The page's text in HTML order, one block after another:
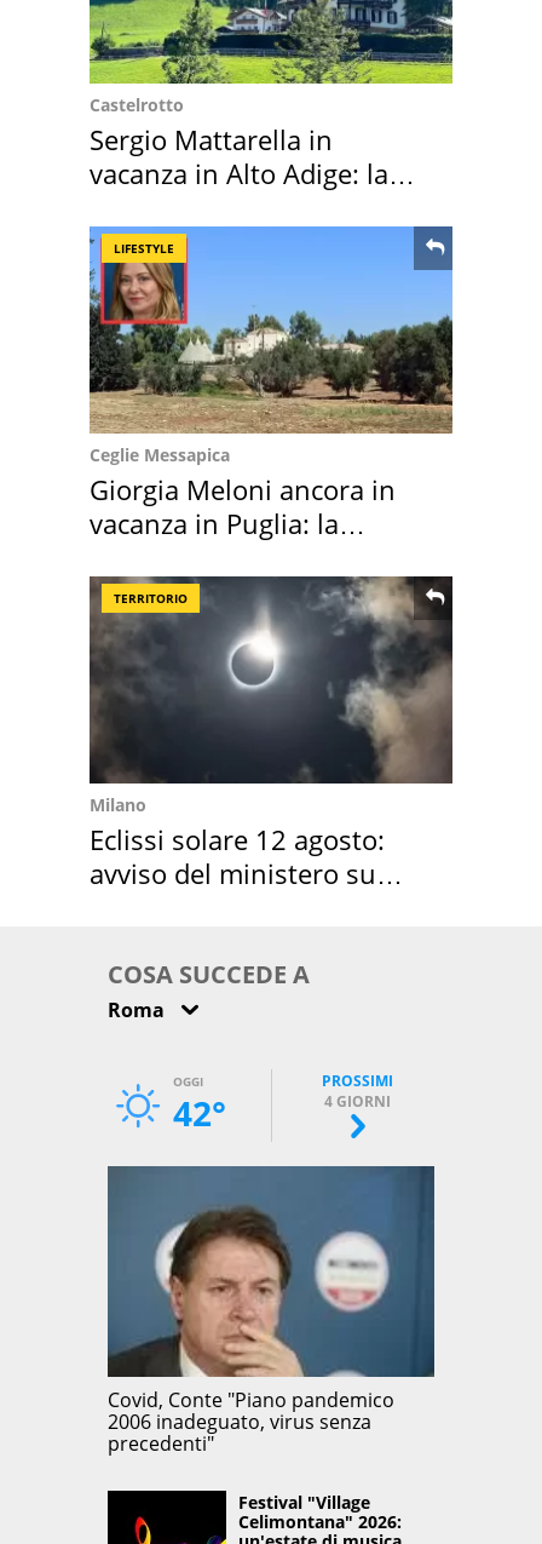
Castelrotto
Sergio Mattarella in
vacanza in Alto Adige: la
LIFESTYLE
Ceglie Messapica
Giorgia Meloni ancora in
vacanza in Puglia: la
TERRITORIO
Milano
Eclissi solare 12 agosto:
avviso del ministero su